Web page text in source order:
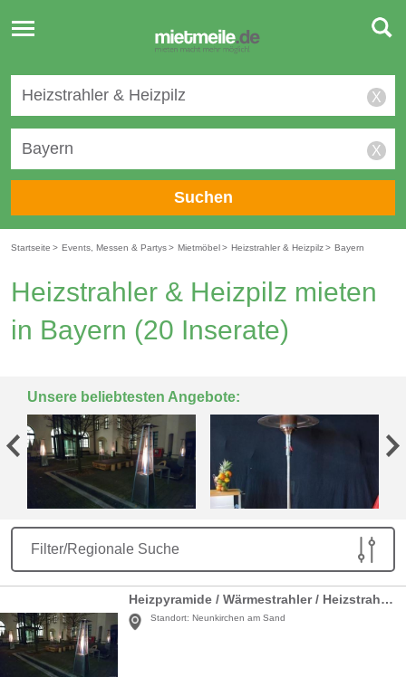
Toggle
navigation
X
X
Suchen
Startseite > Events, Messen & Partys> Mietmöbel> Heizstrahler & Heizpilz> Bayern
Heizstrahler & Heizpilz mieten
in Bayern (20 Inserate)
Unsere beliebtesten Angebote:
Filter/Regionale Suche
Heizpyramide / Wärmestrahler / Heizstrahler / Heizpilz / Heizung
Standort: Neunkirchen am Sand